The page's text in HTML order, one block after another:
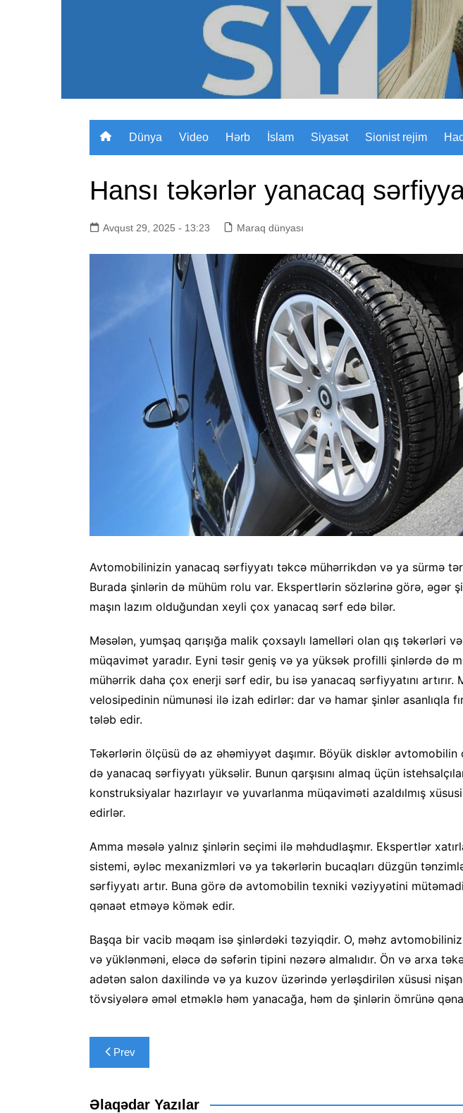
Dünya Video Hərb İslam Siyasət Sionist rejim
Hansı təkərlər yanacaq
Avqust 29, 2025 - 13:23 Maraq dünyası
Avtomobilinizin yanacaq sərfiyyatı təkcə mühərrikdən və ya sürmə
Burada şinlərin də mühüm rolu var. Ekspertlərin sözlərinə görə, əgər
maşın lazım olduğundan xeyli çox yanacaq sərf edə bilər.
Məsələn, yumşaq qarışığa malik çoxsaylı lamelləri olan qış təkərləri
müqavimət yaradır. Eyni təsir geniş və ya yüksək profilli şinlərdə də
mühərrik daha çox enerji sərf edir, bu isə yanacaq sərfiyyatını artırır.
velosipedinin nümunəsi ilə izah edirlər: dar və hamar şinlər asanlıqla
tələb edir.
Təkərlərin ölçüsü də az əhəmiyyət daşımır. Böyük disklər avtomobilin
də yanacaq sərfiyyatı yüksəlir. Bunun qarşısını almaq üçün
konstruksiyalar hazırlayır və yuvarlanma müqaviməti azaldılmış
edirlər.
Amma məsələ yalnız şinlərin seçimi ilə məhdudlaşmır. Ekspertlər
sistemi, əyləc mexanizmləri və ya təkərlərin bucaqları düzgün
sərfiyyatı artır. Buna görə də avtomobilin texniki vəziyyətini
qənaət etməyə kömək edir.
Başqa bir vacib məqam isə şinlərdəki təzyiqdir. O, məhz
və yüklənməni, eləcə də səfərin tipini nəzərə almalıdır. Ön və arxa
adətən salon daxilində və ya kuzov üzərində yerləşdirilən xüsusi
tövsiyələrə əməl etməklə həm yanacağa, həm də şinlərin ömrünə
Yazı
naviqasiyası
Prev
Əlaqədar Yazılar